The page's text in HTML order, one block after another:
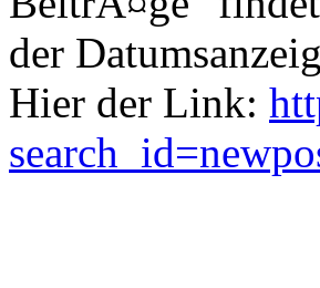
der
Hier der Link: